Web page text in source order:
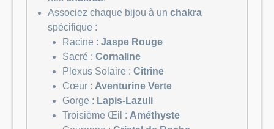
Associez chaque bijou à un chakra
spécifique :
Racine : Jaspe Rouge
Sacré : Cornaline
Plexus Solaire : Citrine
Cœur : Aventurine Verte
Gorge : Lapis-Lazuli
Troisième Œil : Améthyste